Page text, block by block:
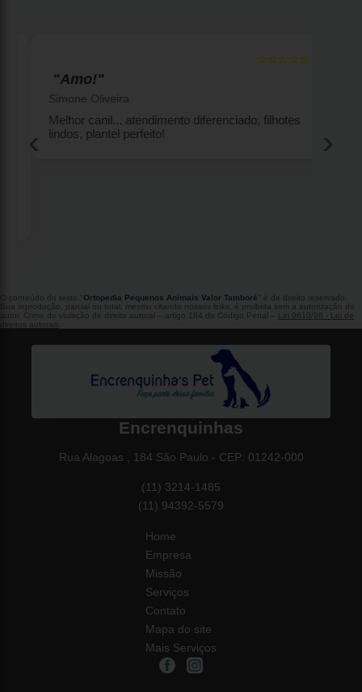
☆☆☆☆☆
"Amo!"
Simone Oliveira
Melhor canil... atendimento diferenciado, filhotes
lindos, plantel perfeito!
‹ ›
O conteúdo do texto " Ortopedia Pequenos Animais Valor Tamboré " é de direito reservado.
Sua reprodução, parcial ou total, mesmo citando nossos links, é proibida sem a autorização do
autor. Crime de violação de direito autoral – artigo 184 do Código Penal –
Lei 9610/98 - Lei de
direitos autorais .
Encrenquinhas
Rua Alagoas , 184 São Paulo - CEP: 01242-000
(11) 3214-1485
(11) 94392-5579
Home
Empresa
Missão
Serviços
Contato
Mapa do site
Mais Serviços